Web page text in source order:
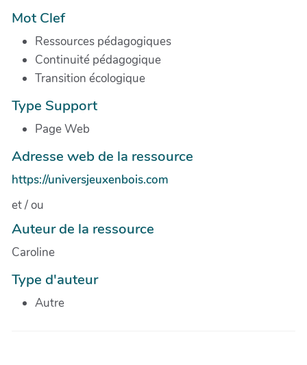
Mot Clef
Ressources pédagogiques
Continuité pédagogique
Transition écologique
Type Support
Page Web
Adresse web de la ressource
https://universjeuxenbois.com
et / ou
Auteur de la ressource
Caroline
Type d'auteur
Autre